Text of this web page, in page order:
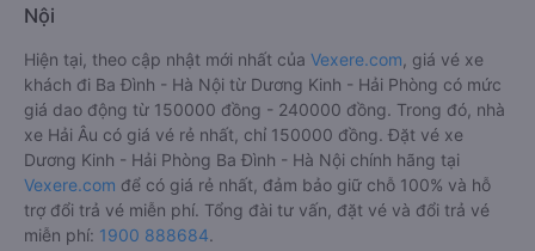
Nội
Hiện tại, theo cập nhật mới nhất của Vexere.com , giá vé xe
khách đi Ba Đình - Hà Nội từ Dương Kinh - Hải Phòng có mức
giá dao động từ 150000 đồng - 240000 đồng. Trong đó, nhà
xe Hải Âu có giá vé rẻ nhất, chỉ 150000 đồng. Đặt vé xe
Dương Kinh - Hải Phòng Ba Đình - Hà Nội chính hãng tại
Vexere.com để có giá rẻ nhất, đảm bảo giữ chỗ 100% và hỗ
trợ đổi trả vé miễn phí. Tổng đài tư vấn, đặt vé và đổi trả vé
miễn phí: 1900 888684.